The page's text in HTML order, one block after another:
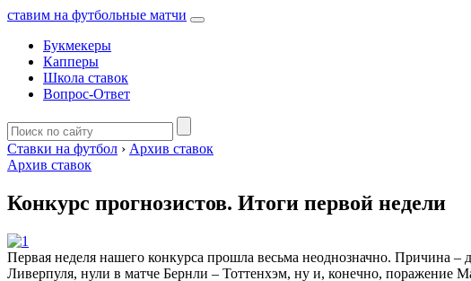
ставим на футбольные матчи
Букмекеры
Капперы
Школа ставок
Вопрос-Ответ
Ставки на футбол › Архив ставок
Архив ставок
Конкурс прогнозистов. Итоги первой недели
Первая неделя нашего конкурса прошла весьма неоднозначно. Причина
Ливерпуля, нули в матче Бернли – Тоттенхэм, ну и, конечно, поражение